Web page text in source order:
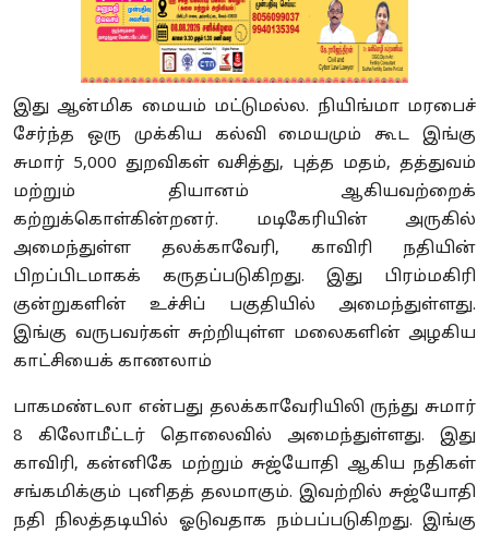
இது ஆன்மிக மையம் மட்டுமல்ல. நியிங்மா மரபைச்
சேர்ந்த ஒரு முக்கிய கல்வி மையமும் கூட இங்கு
சுமார் 5,000 துறவிகள் வசித்து, புத்த மதம், தத்துவம்
மற்றும் தியானம் ஆகியவற்றைக்
கற்றுக்கொள்கின்றனர். மடிகேரியின் அருகில்
அமைந்துள்ள தலக்காவேரி, காவிரி நதியின்
பிறப்பிடமாகக் கருதப்படுகிறது. இது பிரம்மகிரி
குன்றுகளின் உச்சிப் பகுதியில் அமைந்துள்ளது.
இங்கு வருபவர்கள் சுற்றியுள்ள மலைகளின் அழகிய
காட்சியைக் காணலாம்
பாகமண்டலா என்பது தலக்காவேரியிலி ருந்து சுமார்
8 கிலோமீட்டர் தொலைவில் அமைந்துள்ளது. இது
காவிரி, கன்னிகே மற்றும் சுஜ்யோதி ஆகிய நதிகள்
சங்கமிக்கும் புனிதத் தலமாகும். இவற்றில் சுஜ்யோதி
நதி நிலத்தடியில் ஓடுவதாக நம்பப்படுகிறது. இங்கு